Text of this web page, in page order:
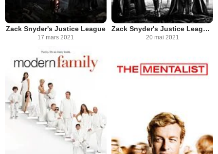
Zack Snyder's Justice League
17 mars 2021
Zack Snyder's Justice League: Justice is Gray
20 mai 2021